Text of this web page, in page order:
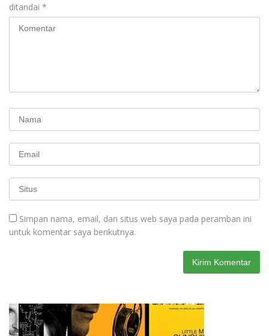
ditandai *
Simpan nama, email, dan situs web saya pada peramban ini
untuk komentar saya berikutnya.